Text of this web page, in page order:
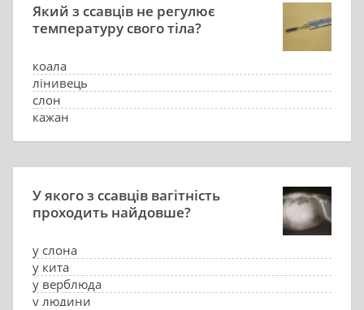
Який з ссавців не регулює
температуру свого тіла?
коала
лінивець
слон
кажан
У якого з ссавців вагітність
проходить найдовше?
у слона
у кита
у верблюда
у людини